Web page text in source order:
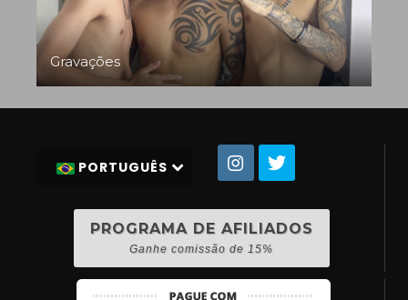
Gravações
PORTUGUÊS
PROGRAMA DE AFILIADOS
Ganhe comissão de 15%